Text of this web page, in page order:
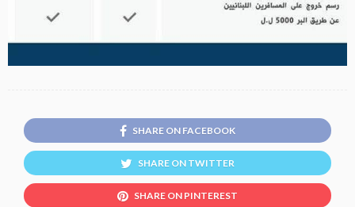
SHARE ON FACEBOOK
SHARE ON TWITTER
SHARE ON PINTEREST